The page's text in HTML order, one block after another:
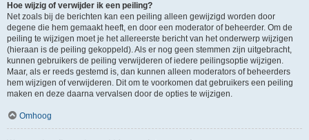
Hoe wijzig of verwijder ik een peiling?
Net zoals bij de berichten kan een peiling alleen gewijzigd worden door
degene die hem gemaakt heeft, en door een moderator of beheerder. Om de
peiling te wijzigen moet je het allereerste bericht van het onderwerp wijzigen
(hieraan is de peiling gekoppeld). Als er nog geen stemmen zijn uitgebracht,
kunnen gebruikers de peiling verwijderen of iedere peilingsoptie wijzigen.
Maar, als er reeds gestemd is, dan kunnen alleen moderators of beheerders
hem wijzigen of verwijderen. Dit om te voorkomen dat gebruikers een peiling
maken en deze daarna vervalsen door de opties te wijzigen.
Omhoog